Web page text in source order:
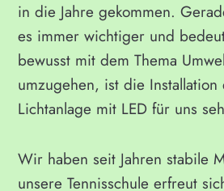
in die Jahre gekommen.
es immer wichtiger und
bewusst mit dem Thema
umzugehen, ist die
Lichtanlage mit LED für uns
Wir haben seit Jahren stabile
unsere Tennisschule erfreut